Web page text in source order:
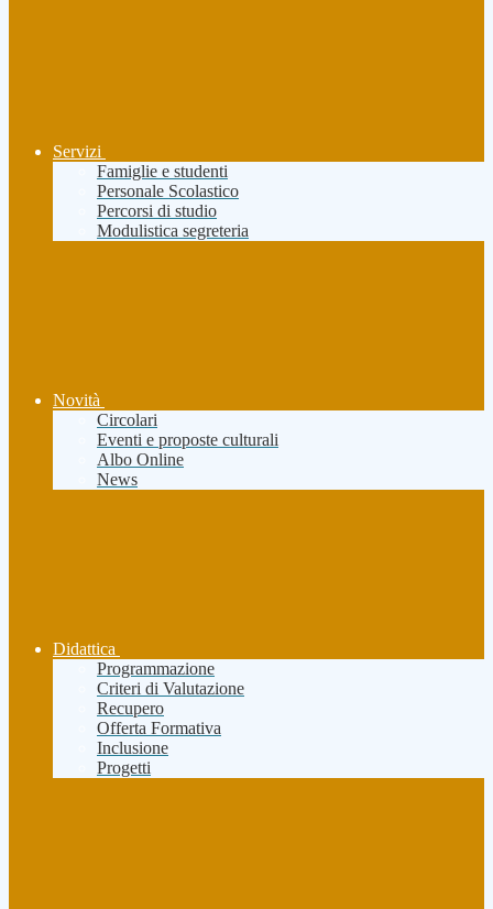
Servizi
Famiglie e studenti
Personale Scolastico
Percorsi di studio
Modulistica segreteria
Novità
Circolari
Eventi e proposte culturali
Albo Online
News
Didattica
Programmazione
Criteri di Valutazione
Recupero
Offerta Formativa
Inclusione
Progetti